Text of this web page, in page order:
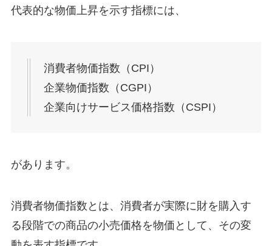
代表的な物価上昇を示す指標には、
消費者物価指数（CPI）
企業物価指数（CGPI）
企業向けサービス価格指数（CSPI）
があります。
消費者物価指数とは、消費者が実際に財を購入す
る段階での商品の小売価格を物価として、その変